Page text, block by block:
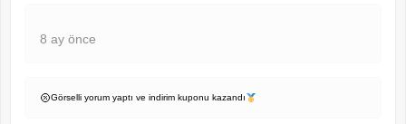
8 ay önce
Görselli yorum yaptı ve indirim kuponu kazandı